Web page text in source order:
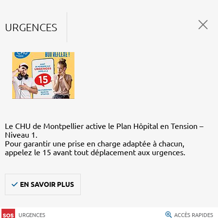
URGENCES
Le CHU de Montpellier active le Plan Hôpital en Tension –
Niveau 1.
Pour garantir une prise en charge adaptée à chacun,
appelez le 15 avant tout déplacement aux urgences.
EN SAVOIR PLUS
URGENCES ACCÈS RAPIDES